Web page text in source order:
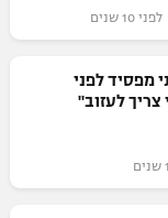
מפסיד לפני
צריך לעזוב"